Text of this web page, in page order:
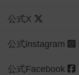
公式X
公式instagram
公式Facebook